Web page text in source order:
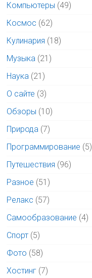
Компьютеры (49)
Космос (62)
Кулинария (18)
Музыка (21)
Наука (21)
О сайте (3)
Обзоры (10)
Природа (7)
Программирование (5)
Путешествия (96)
Разное (51)
Релакс (57)
Самообразование (4)
Спорт (5)
Фото (58)
Хостинг (7)